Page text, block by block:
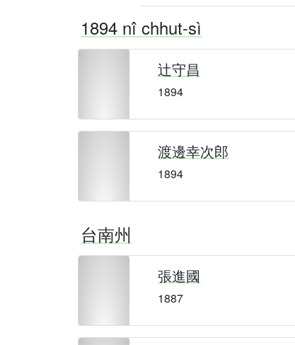
1894 nî chhut-sì
辻守昌
1894
渡邊幸次郎
1894
台南州
張進國
1887